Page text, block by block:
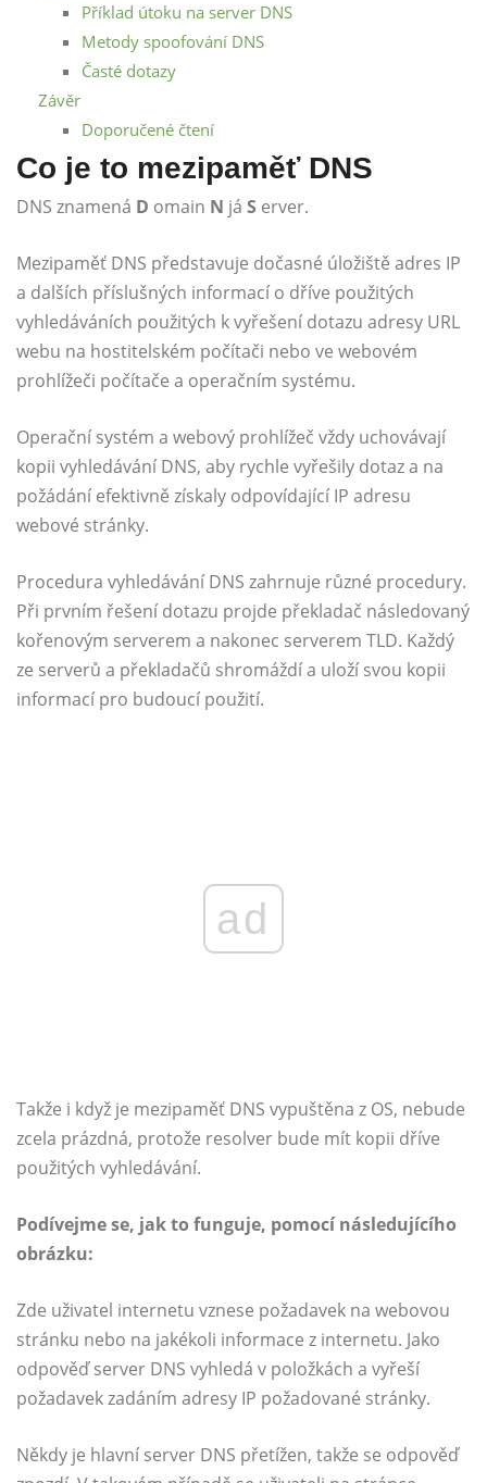
Příklad útoku na server DNS
Metody spoofování DNS
Časté dotazy
Závěr
Doporučené čtení
Co je to mezipaměť DNS
DNS znamená D omain N já S erver.
Mezipaměť DNS představuje dočasné úložiště adres IP
a dalších příslušných informací o dříve použitých
vyhledáváních použitých k vyřešení dotazu adresy URL
webu na hostitelském počítači nebo ve webovém
prohlížeči počítače a operačním systému.
Operační systém a webový prohlížeč vždy uchovávají
kopii vyhledávání DNS, aby rychle vyřešily dotaz a na
požádání efektivně získaly odpovídající IP adresu
webové stránky.
Procedura vyhledávání DNS zahrnuje různé procedury.
Při prvním řešení dotazu projde překladač následovaný
kořenovým serverem a nakonec serverem TLD. Každý
ze serverů a překladačů shromáždí a uloží svou kopii
informací pro budoucí použití.
ad
Takže i když je mezipaměť DNS vypuštěna z OS, nebude
zcela prázdná, protože resolver bude mít kopii dříve
použitých vyhledávání.
Podívejme se, jak to funguje, pomocí následujícího
obrázku:
Zde uživatel internetu vznese požadavek na webovou
stránku nebo na jakékoli informace z internetu. Jako
odpověď server DNS vyhledá v položkách a vyřeší
požadavek zadáním adresy IP požadované stránky.
Někdy je hlavní server DNS přetížen, takže se odpověď